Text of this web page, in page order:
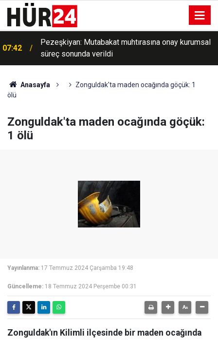
07:42
Pezeşkiyan: Mutabakat muhtırasına onay kurumsal
süreç sonunda verildi
Anasayfa
Zonguldak'ta maden ocağında göçük: 1
ölü
Zonguldak'ta maden ocağında göçük:
1 ölü
Yayınlanma: 17 Temmuz 2024 Çarşamba 19:48
Güncelleme: 18 Temmuz 2024 Perşembe 00:31
Zonguldak'ın Kilimli ilçesinde bir maden ocağında